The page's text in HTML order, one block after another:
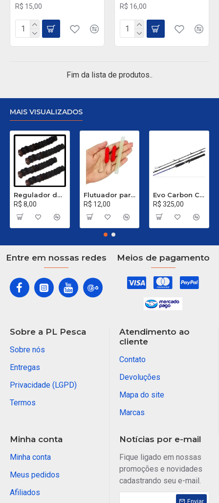
R$ 15,00 R$ 16,00
Fim da lista de produtos..
MAIS VISUALIZADOS
Regulador de Chumbada STOP Nº 1
R$ 8,00
Flutuador para Salsicha Nº 9
R$ 12,00
Evo Carbon C 661 XH - 40 a 80 Libras
R$ 325,00
Entre em nossas redes Meios de pagamento
Sobre a PL Pesca
Sobre nós
Entregas
Privacidade (LGPD)
Termos
Atendimento ao
cliente
Contato
Devoluções
Mapa do site
Marcas
Minha conta
Minha conta
Meus pedidos
Afiliados
Notícias por e-mail
Fique ligado em nossas
promoções e novidades
cadastrando seu e-mail.
Enviar